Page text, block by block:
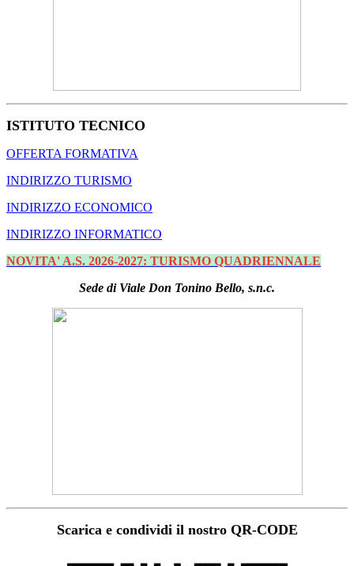
ISTITUTO TECNICO
OFFERTA FORMATIVA
INDIRIZZO TURISMO
INDIRIZZO ECONOMICO
INDIRIZZO INFORMATICO
NOVITA' A.S. 2026-2027: TURISMO QUADRIENNALE
Sede di Viale Don Tonino Bello, s.n.c.
Scarica e condividi il nostro QR-CODE